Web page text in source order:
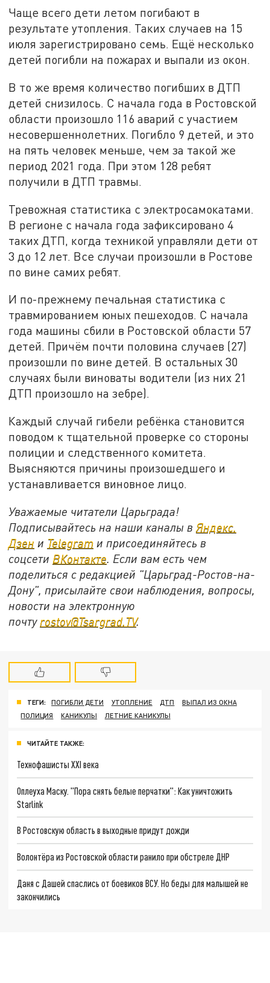
Чаще всего дети летом погибают в
результате утопления. Таких случаев на 15
июля зарегистрировано семь. Ещё несколько
детей погибли на пожарах и выпали из окон.
В то же время количество погибших в ДТП
детей снизилось. С начала года в Ростовской
области произошло 116 аварий с участием
несовершеннолетних. Погибло 9 детей, и это
на пять человек меньше, чем за такой же
период 2021 года. При этом 128 ребят
получили в ДТП травмы.
Тревожная статистика с электросамокатами.
В регионе с начала года зафиксировано 4
таких ДТП, когда техникой управляли дети от
3 до 12 лет. Все случаи произошли в Ростове
по вине самих ребят.
И по-прежнему печальная статистика с
травмированием юных пешеходов. С начала
года машины сбили в Ростовской области 57
детей. Причём почти половина случаев (27)
произошли по вине детей. В остальных 30
случаях были виноваты водители (из них 21
ДТП произошло на зебре).
Каждый случай гибели ребёнка становится
поводом к тщательной проверке со стороны
полиции и следственного комитета.
Выясняются причины произошедшего и
устанавливается виновное лицо.
Уважаемые читатели Царьграда!
Подписывайтесь на наши каналы в Яндекс.
Дзен и Telegram и присоединяйтесь в
соцсети ВКонтакте . Если вам есть чем
поделиться с редакцией "Царьград-Ростов-на-
Дону", присылайте свои наблюдения, вопросы,
новости на электронную
почту rostov@Tsargrad.ТV.
ТЕГИ: ПОГИБЛИ ДЕТИ УТОПЛЕНИЕ ДТП
ВЫПАЛ ИЗ ОКНА
ПОЛИЦИЯ
КАНИКУЛЫ ЛЕТНИЕ КАНИКУЛЫ
ЧИТАЙТЕ ТАКЖЕ:
Технофашисты XXI века
Оплеуха Маску. "Пора снять белые перчатки": Как уничтожить
Starlink
В Ростовскую область в выходные придут дожди
Волонтёра из Ростовской области ранило при обстреле ДНР
Даня с Дашей спаслись от боевиков ВСУ. Но беды для малышей не
закончились